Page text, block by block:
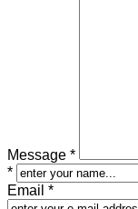
Message *
*
Email *